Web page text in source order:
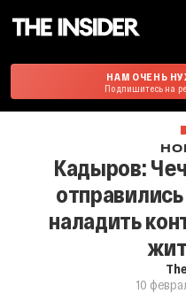
НАМ ОЧЕНЬ
Подпишитесь на
Кадыров:
наладить
10